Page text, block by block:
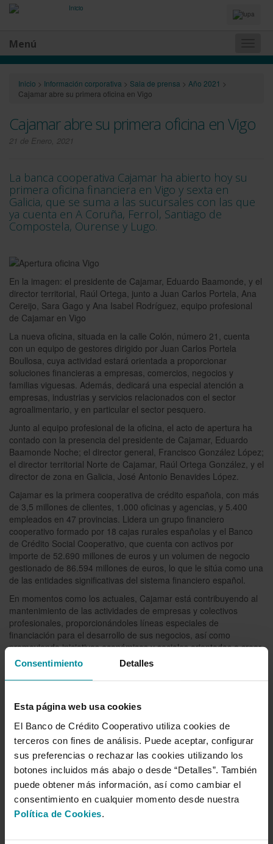
Consentimiento Detalles
Esta página web usa cookies
El Banco de Crédito Cooperativo utiliza cookies de
terceros con fines de análisis. Puede aceptar, configurar
sus preferencias o rechazar las cookies utilizando los
botones incluidos más abajo o desde “Detalles”. También
puede obtener más información, así como cambiar el
consentimiento en cualquier momento desde nuestra
Política de Cookies
Idiomas
y
Menú
Inicio > Información corporativa > Sala de prensa > Año 2021 >
Cajamar abre su primera oficina en Vigo
Cajamar abre su primera oficina en Vigo
21 de Enero, 2021
La banca cooperativa Cajamar ha abierto hoy su
primera oficina financiera en Vigo y sexta en
Galicia, que se suma a las sucursales con las que
ya cuenta en A Coruña, Ferrol, Santiago de
Compostela, Ourense y Lugo.
En la imagen: el presidente de Cajamar, Eduardo Baamonde, y el
director territorial, Raúl Ortega, junto a Juan Carlos Portela, Ana
Cereijo, Sara Gago y Ana Isabel Rodríguez, equipo profesional
de Cajamar en Vigo
La nueva oficina, situada en la calle Colón, número 21, cuenta
con un equipo de gestores dirigido por Juan Carlos Portela
Boullosa, cuya actividad estará orientada a proporcionar
soluciones financieras a empresas, comercios, negocios y
familias viguesas. Además, dedicará una especial atención a
empresas, industrias y servicios relacionados con el sector
agroalimentario, y en particular el sector pesquero.
Junto al equipo profesional de la oficina, el acto de apertura ha
contado con la presencia del presidente de Cajamar, Eduardo
Baamonde Noche; el director general, Francisco González López;
el director territorial Norte de Cajamar, Raúl Ortega González, y el
director de zona en Galicia, José Antonio Benavides López.
Cajamar es la primera cooperativa de crédito española, con más
de 3,5 millones de clientes, 1.000 oficinas y agencias, y 5.400
empleados en 47 provincias. Lidera un grupo financiero
cooperativo formado por 18 cajas rurales españolas y el Banco
de Crédito Social Cooperativo, que cuenta con activos por
importe de 52.690 millones de euros y un volumen de negocio
gestionado de 86.594 millones de euros, lo que le sitúa como una
de las entidades significativas del sistema financiero español.
En momentos como los actuales, Cajamar está contribuyendo al
mantenimiento de las actividades de empresas y colectivos
profesionales, proporcionándoles líneas especiales de
financiación para el desarrollo de sus negocios, así como
promoviendo iniciativas económicas y sociales orientadas a crear
valor e impulsar la actividad económica y la generación de
Sala de prensa
Año 2026
Año 2025
Año 2024